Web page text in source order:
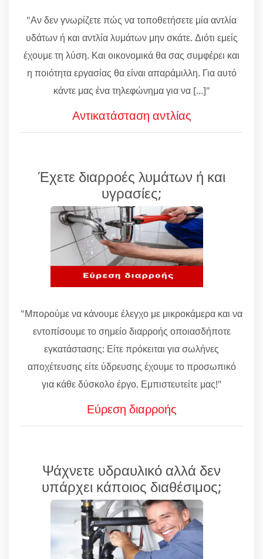
"Αν δεν γνωρίζετε πώς να τοποθετήσετε μία αντλία
υδάτων ή και αντλία λυμάτων μην σκάτε. Διότι εμείς
έχουμε τη λύση. Και οικονομικά θα σας συμφέρει και
η ποιότητα εργασίας θα είναι απαράμιλλη. Για αυτό
κάντε μας ένα τηλεφώνημα για να [...]"
Αντικατάσταση αντλίας
Έχετε διαρροές λυμάτων ή και
υγρασίες;
"Μπορούμε να κάνουμε έλεγχο με μικροκάμερα και να
εντοπίσουμε το σημείο διαρροής οποιασδήποτε
εγκατάστασης: Είτε πρόκειται για σωλήνες
αποχέτευσης είτε ύδρευσης έχουμε το προσωπικό
για κάθε δύσκολο έργο. Εμπιστευτείτε μας!"
Εύρεση διαρροής
Ψάχνετε υδραυλικό αλλά δεν
υπάρχει κάποιος διαθέσιμος;